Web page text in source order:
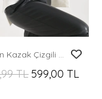
Kadın Kazak Çizgili Yuvarlak Yaka Kazak Siyah - 224520
TL 599,00 TL